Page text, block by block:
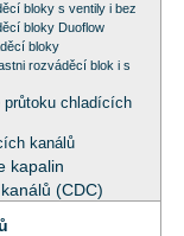
bloky s ventily i bez
bloky Duoflow
bloky
rozváděcí blok i s
průtoku chladících
kanálů
kapalin
(CDC)